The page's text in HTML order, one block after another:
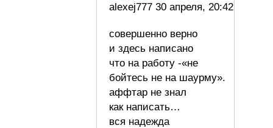
alexej777 30 апреля, 20:42
совершенно верно
и здесь написано
что на работу -«не
бойтесь не на шаурму».
аффтар не знал
как написать…
вся надежда